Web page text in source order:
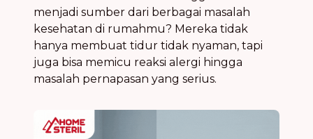
menjadi sumber dari berbagai masalah
kesehatan di rumahmu? Mereka tidak
hanya membuat tidur tidak nyaman, tapi
juga bisa memicu reaksi alergi hingga
masalah pernapasan yang serius.